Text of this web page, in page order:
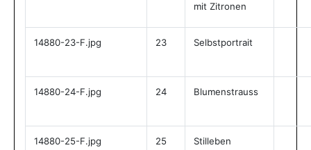
mit Zitronen
14880-23-F.jpg 23 Selbstportrait
14880-24-F.jpg 24 Blumenstrauss
14880-25-F.jpg 25 Stilleben